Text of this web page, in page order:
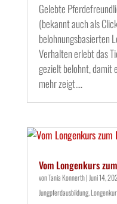
Gelebte
(bekannt auch als
belohnungsbasierten
Verhalten erlebt das
gezielt belohnt, damit
mehr zeigt....
Vom Longenkurs
vonTania Konnerth| Juni 14,
Jungpferdausbildung,